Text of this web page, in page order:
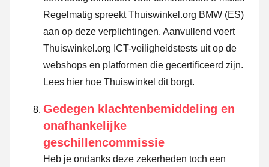
Regelmatig spreekt Thuiswinkel.org BMW (ES)
aan op deze verplichtingen. Aanvullend voert
Thuiswinkel.org ICT-veiligheidstests uit op de
webshops en platformen die gecertificeerd zijn.
Lees hier hoe Thuiswinkel dit borgt.
Gedegen klachtenbemiddeling en
onafhankelijke
geschillencommissie
Heb je ondanks deze zekerheden toch een